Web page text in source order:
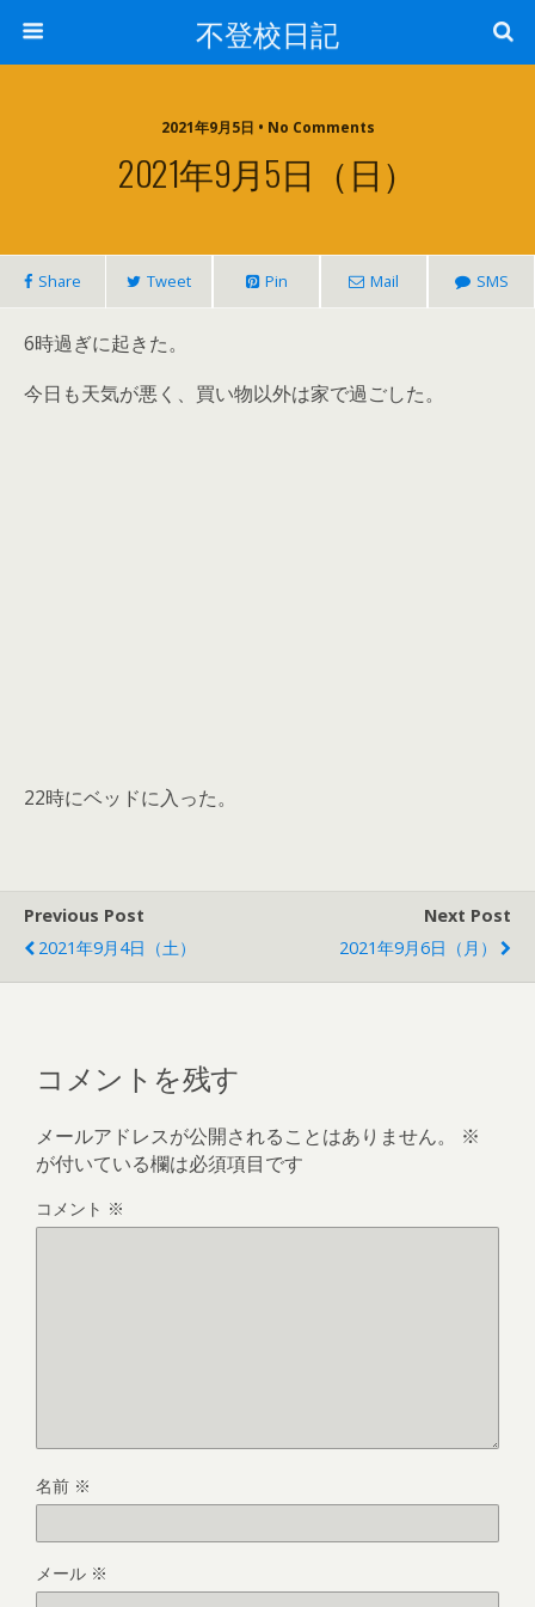
不登校日記
2021年9月5日 • No Comments
2021年9月5日（日）
Share Tweet Pin Mail SMS
6時過ぎに起きた。
今日も天気が悪く、買い物以外は家で過ごした。
22時にベッドに入った。
Previous Post
2021年9月4日（土）
Next Post
2021年9月6日（月）
コメントを残す
メールアドレスが公開されることはありません。
※
が付いている欄は必須項目です
コメント ※
名前 ※
メール ※